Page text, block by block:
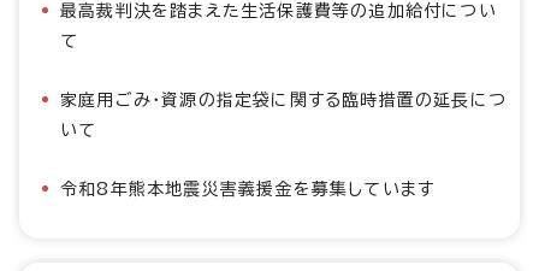
最高裁判決を踏まえた生活保護費等の追加給付につい
て
家庭用ごみ・資源の指定袋に関する臨時措置の延長につ
いて
令和8年熊本地震災害義援金を募集しています